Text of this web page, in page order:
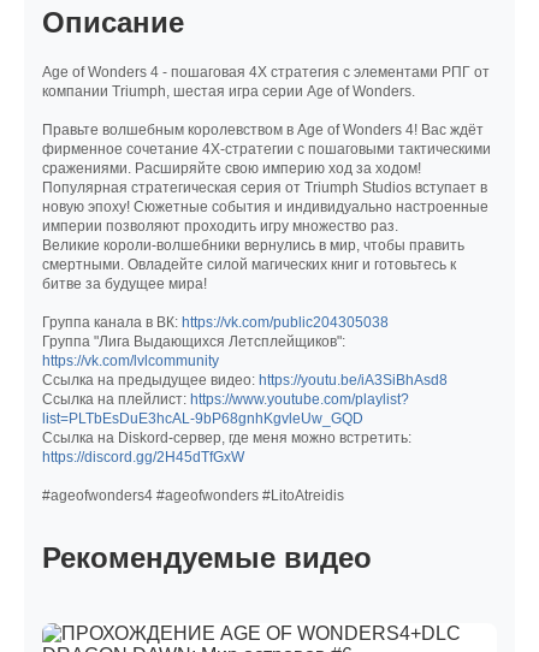
Описание
Age of Wonders 4 - пошаговая 4X стратегия с элементами РПГ от
компании Triumph, шестая игра серии Age of Wonders.
Правьте волшебным королевством в Age of Wonders 4! Вас ждёт
фирменное сочетание 4X-стратегии с пошаговыми тактическими
сражениями. Расширяйте свою империю ход за ходом!
Популярная стратегическая серия от Triumph Studios вступает в
новую эпоху! Сюжетные события и индивидуально настроенные
империи позволяют проходить игру множество раз.
Великие короли-волшебники вернулись в мир, чтобы править
смертными. Овладейте силой магических книг и готовьтесь к
битве за будущее мира!
Группа канала в ВК: https://vk.com/public204305038
Группа "Лига Выдающихся Летсплейщиков":
https://vk.com/lvlcommunity
Ссылка на предыдущее видео: https://youtu.be/iA3SiBhAsd8
Ссылка на плейлист: https://www.youtube.com/playlist?
list=PLTbEsDuE3hcAL-9bP68gnhKgvleUw_GQD
Ссылка на Diskord-сервер, где меня можно встретить:
https://discord.gg/2H45dTfGxW
#ageofwonders4 #ageofwonders #LitoAtreidis
Рекомендуемые видео